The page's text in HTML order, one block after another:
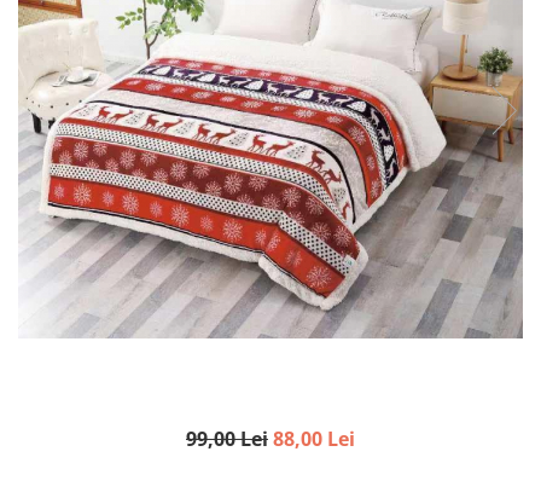
99,00 Lei88,00 Lei